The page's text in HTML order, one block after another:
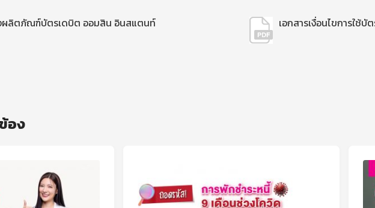
ลิตภัณฑ์บัตรเดบิต ออมสิน อินสแตนท์ เอกสารเงื่อนไขการใช้
อง